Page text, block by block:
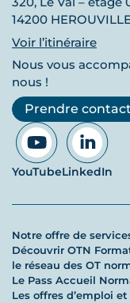
14200
Voir l’itinéraire
Nous vous
nous !
Prendre contact
YouTubeLinkedIn
Notre offre de
Découvrir OTN
le réseau des OT
Le Pass Accueil
Les offres d’emploi